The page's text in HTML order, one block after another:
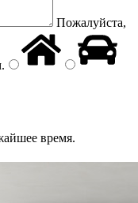
Пожалуйста,
.
время.